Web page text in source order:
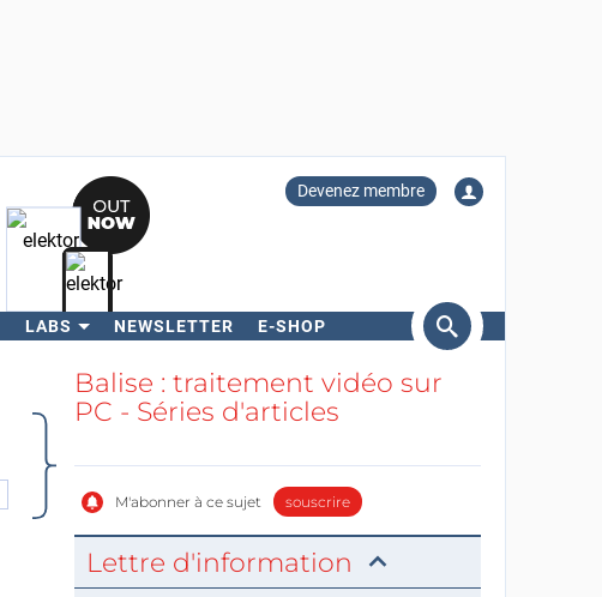
Devenez membre
LABS NEWSLETTER E-SHOP
RechercherBalise : traitement vidéo sur
PC - Séries d'articles
M'abonner à ce sujet souscrire
Lettre d'information